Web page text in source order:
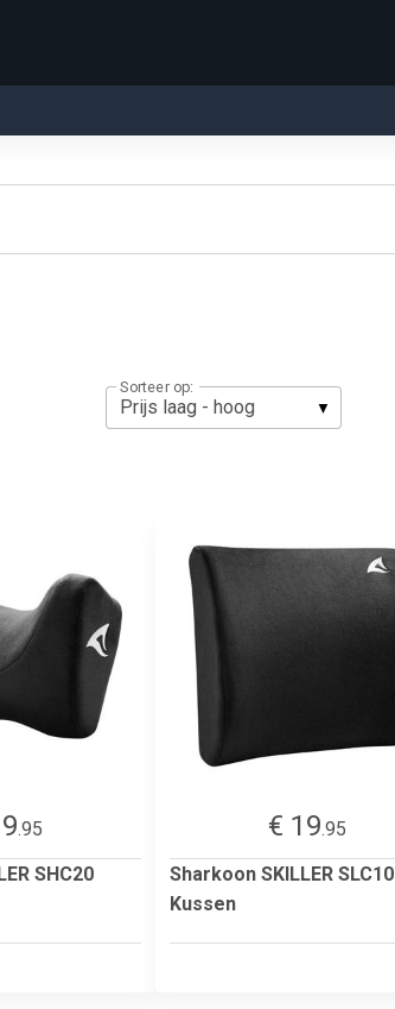
Sorteer op:
.95
SHC20
€ 19.95
Sharkoon SKILLER SLC10
Kussen